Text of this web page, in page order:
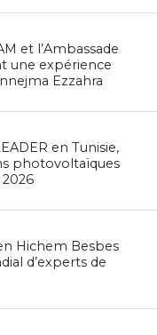
et l’Ambassade
une expérience
Ezzahra
en Tunisie,
photovoltaïques
2026
Hichem Besbes
d’experts de